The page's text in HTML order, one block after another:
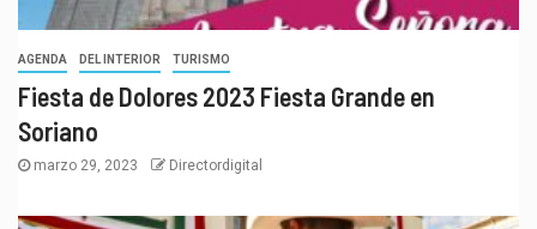
AGENDA DEL INTERIOR TURISMO
Fiesta de Dolores 2023 Fiesta Grande en
Soriano
marzo 29, 2023 Directordigital